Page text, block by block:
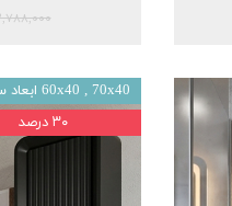
۵۲,۷۸۸,۰۰۰
60x40 , 70x40 ابعاد سفارشی
۳۰ درصد